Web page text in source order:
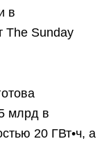
в
The Sunday
млрд в
20 ГВт•ч, а